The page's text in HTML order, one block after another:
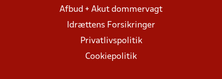
Afbud + Akut dommervagt
Idrættens Forsikringer
Privatlivspolitik
Cookiepolitik